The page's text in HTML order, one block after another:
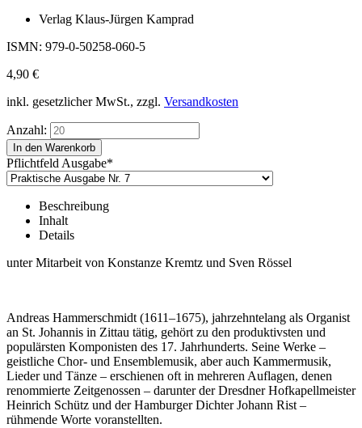
Verlag Klaus-Jürgen Kamprad
ISMN: 979-0-50258-060-5
4,90 €
inkl. gesetzlicher MwSt., zzgl. Versandkosten
Anzahl:
Pflichtfeld Ausgabe*
Beschreibung
Inhalt
Details
unter Mitarbeit von Konstanze Kremtz und Sven Rössel
Andreas Hammerschmidt (1611–1675), jahrzehntelang als Organist
an St. Johannis in Zittau tätig, gehört zu den produktivsten und
populärsten Komponisten des 17. Jahrhunderts. Seine Werke –
geistliche Chor- und Ensemblemusik, aber auch Kammermusik,
Lieder und Tänze – erschienen oft in mehreren Auflagen, denen
renommierte Zeitgenossen – darunter der Dresdner Hofkapellmeister
Heinrich Schütz und der Hamburger Dichter Johann Rist –
rühmende Worte voranstellten.